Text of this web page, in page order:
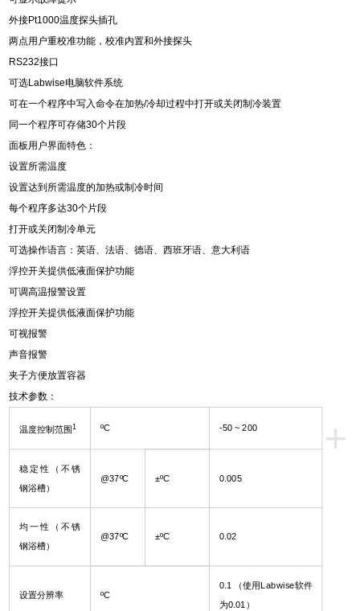
外接Pt1000温度探头插孔
两点用户重校准功能，校准内置和外接探头
RS232接口
可选Labwise电脑软件系统
可在一个程序中写入命令在加热/冷却过程中打开或关闭制冷装置
同一个程序可存储30个片段
面板用户界面特色：
设置所需温度
设置达到所需温度的加热或制冷时间
每个程序多达30个片段
打开或关闭制冷单元
可选操作语言：英语、法语、德语、西班牙语、意大利语
浮控开关提供低液面保护功能
可调高温报警设置
浮控开关提供低液面保护功能
可视报警
声音报警
夹子方便放置容器
技术参数：
+
温度控制范围1 ºC -50 ~ 200
稳定性（不锈
钢浴槽）
@37ºC ±ºC 0.005
均一性（不锈
钢浴槽）
@37ºC ±ºC 0.02
设置分辨率 ºC
0.1 （使用Labwise软件
为0.01）